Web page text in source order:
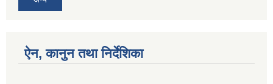
ऐन, कानुन तथा निर्देशिका